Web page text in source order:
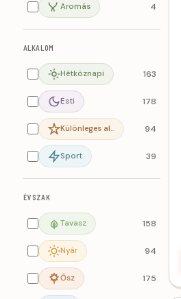
Aromás 4
ALKALOM
Hétköznapi 163
Esti 178
Különleges al… 94
Sport 39
ÉVSZAK
Tavasz 158
Nyár 94
Ősz 175